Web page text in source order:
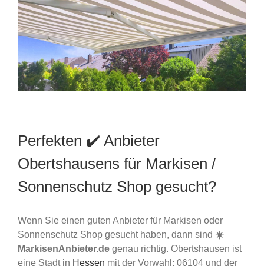
Perfekten ✔️ Anbieter
Obertshausens für Markisen /
Sonnenschutz Shop gesucht?
Wenn Sie einen guten Anbieter für Markisen oder
Sonnenschutz Shop gesucht haben, dann sind ☀️
MarkisenAnbieter.de genau richtig. Obertshausen ist
eine Stadt in Hessen mit der Vorwahl: 06104 und der